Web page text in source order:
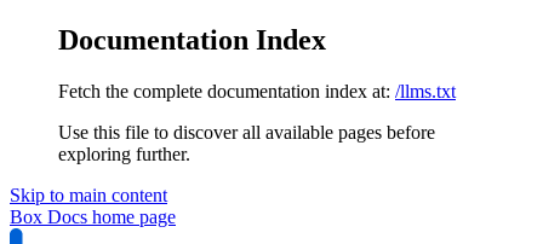
Documentation Index
Fetch the complete documentation index at: /llms.txt
Use this file to discover all available pages before
exploring further.
Skip to main content
Box Docs home page